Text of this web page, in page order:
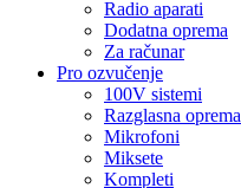
Radio aparati
Dodatna oprema
Za računar
Pro ozvučenje
100V sistemi
Razglasna oprema
Mikrofoni
Miksete
Kompleti